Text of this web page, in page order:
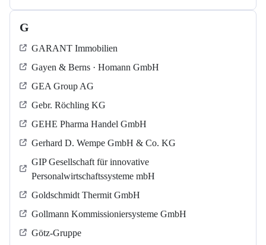
G
GARANT Immobilien
Gayen & Berns · Homann GmbH
GEA Group AG
Gebr. Röchling KG
GEHE Pharma Handel GmbH
Gerhard D. Wempe GmbH & Co. KG
GIP Gesellschaft für innovative
Personalwirtschaftssysteme mbH
Goldschmidt Thermit GmbH
Gollmann Kommissioniersysteme GmbH
Götz-Gruppe